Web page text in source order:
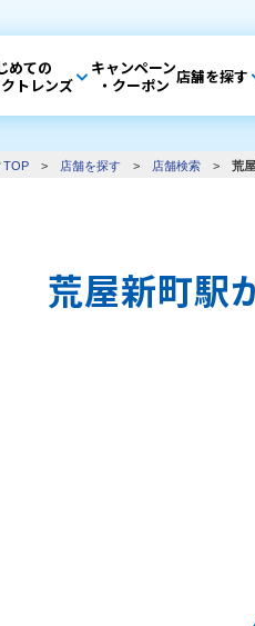
めての
トレンズ
キャンペーン
・クーポン 店舗を探す
TOP > 店舗を探す > 店舗検索 > 荒
荒屋新町駅